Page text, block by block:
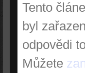
Tento
byl
odpovědi
Můžete